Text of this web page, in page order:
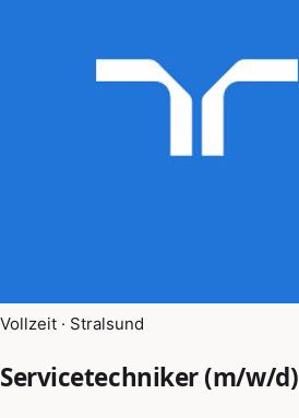
Vollzeit · Stralsund
Servicetechniker (m/w/d)